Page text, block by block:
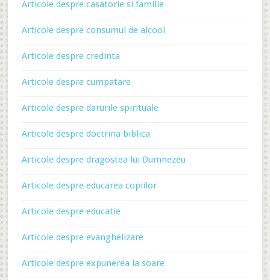
Articole despre casatorie si familie
Articole despre consumul de alcool
Articole despre credinta
Articole despre cumpatare
Articole despre darurile spirituale
Articole despre doctrina biblica
Articole despre dragostea lui Dumnezeu
Articole despre educarea copiilor
Articole despre educatie
Articole despre evanghelizare
Articole despre expunerea la soare